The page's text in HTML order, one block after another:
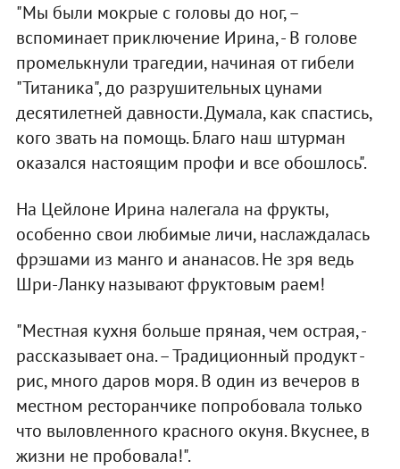
"Мы были мокрые с головы до ног, –
вспоминает приключение Ирина, - В голове
промелькнули трагедии, начиная от гибели
"Титаника", до разрушительных цунами
десятилетней давности. Думала, как спастись,
кого звать на помощь. Благо наш штурман
оказался настоящим профи и все обошлось".
На Цейлоне Ирина налегала на фрукты,
особенно свои любимые личи, наслаждалась
фрэшами из манго и ананасов. Не зря ведь
Шри-Ланку называют фруктовым раем!
"Местная кухня больше пряная, чем острая, -
рассказывает она. – Традиционный продукт -
рис, много даров моря. В один из вечеров в
местном ресторанчике попробовала только
что выловленного красного окуня. Вкуснее, в
жизни не пробовала!".